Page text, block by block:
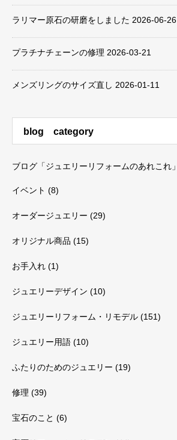
ラリマー原石の研磨をしました 2026-06-26
プラチナチェーンの修理 2026-03-21
メンズリングのサイズ直し 2026-01-11
blog category
ブログ「ジュエリーリフォームのあれこれ」
イベント (8)
オーダージュエリー (29)
オリジナル商品 (15)
お手入れ (1)
ジュエリーデザイン (10)
ジュエリーリフォーム・リモデル (151)
ジュエリー用語 (10)
ふたりのためのジュエリー (19)
修理 (39)
宝石のこと (6)